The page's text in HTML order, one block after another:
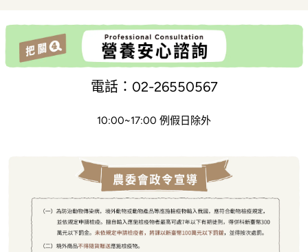
電話：02-26550567
10:00~17:00 例假日除外